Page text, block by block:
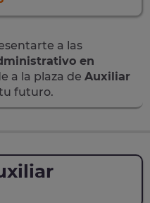
a las
en
a la plaza de Auxiliar
futuro.